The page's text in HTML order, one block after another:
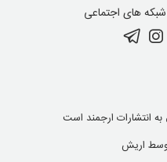
شبکه های اجتماعی
انتشارات ارجمند است
اریش